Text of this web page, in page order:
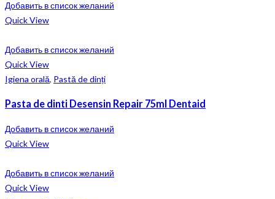
Добавить в список желаний
Quick View
Добавить в список желаний
Quick View
Igiena orală, Pastă de dinți
Pasta de dinti Desensin Repair 75ml Dentaid
Добавить в список желаний
Quick View
Добавить в список желаний
Quick View